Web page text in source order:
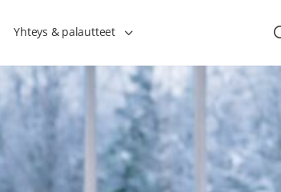
Yhteys & palautteet